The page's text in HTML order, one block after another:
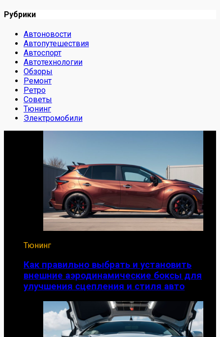
Рубрики
Автоновости
Автопутешествия
Автоспорт
Автотехнологии
Обзоры
Ремонт
Ретро
Советы
Тюнинг
Электромобили
Тюнинг
Как правильно выбрать и установить
внешние аэродинамические боксы для
улучшения сцепления и стиля авто